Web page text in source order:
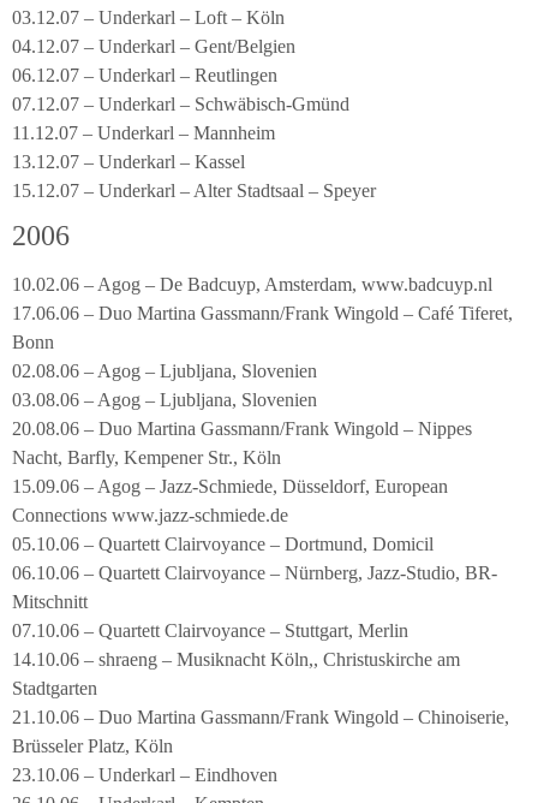
03.12.07 – Underkarl – Loft – Köln
04.12.07 – Underkarl – Gent/Belgien
06.12.07 – Underkarl – Reutlingen
07.12.07 – Underkarl – Schwäbisch-Gmünd
11.12.07 – Underkarl – Mannheim
13.12.07 – Underkarl – Kassel
15.12.07 – Underkarl – Alter Stadtsaal – Speyer
2006
10.02.06 – Agog – De Badcuyp, Amsterdam, www.badcuyp.nl
17.06.06 – Duo Martina Gassmann/Frank Wingold – Café Tiferet,
Bonn
02.08.06 – Agog – Ljubljana, Slovenien
03.08.06 – Agog – Ljubljana, Slovenien
20.08.06 – Duo Martina Gassmann/Frank Wingold – Nippes
Nacht, Barfly, Kempener Str., Köln
15.09.06 – Agog – Jazz-Schmiede, Düsseldorf, European
Connections www.jazz-schmiede.de
05.10.06 – Quartett Clairvoyance – Dortmund, Domicil
06.10.06 – Quartett Clairvoyance – Nürnberg, Jazz-Studio, BR-
Mitschnitt
07.10.06 – Quartett Clairvoyance – Stuttgart, Merlin
14.10.06 – shraeng – Musiknacht Köln,, Christuskirche am
Stadtgarten
21.10.06 – Duo Martina Gassmann/Frank Wingold – Chinoiserie,
Brüsseler Platz, Köln
23.10.06 – Underkarl – Eindhoven